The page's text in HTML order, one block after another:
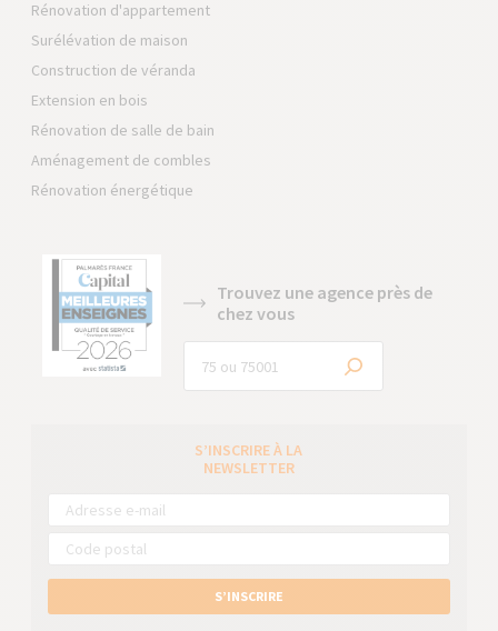
Rénovation d'appartement
Surélévation de maison
Construction de véranda
Extension en bois
Rénovation de salle de bain
Aménagement de combles
Rénovation énergétique
Trouvez une agence près de
chez vous
S’INSCRIRE À LA
NEWSLETTER
S’INSCRIRE